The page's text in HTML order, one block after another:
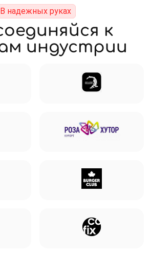
В надежных руках
к
индустрии